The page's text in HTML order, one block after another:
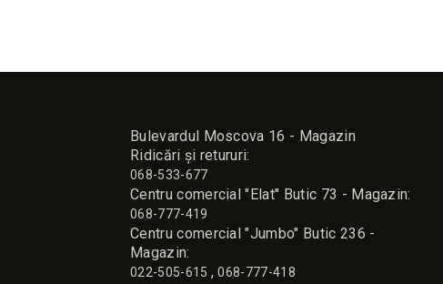
Bulevardul Moscova 16 - Magazin
Ridicări și retururi:
068-533-677
Сentru comercial "Elat" Butic 73 - Magazin:
068-777-419
Сentru comercial "Jumbo" Butic 236 -
Magazin:
022-505-615 ,068-777-418